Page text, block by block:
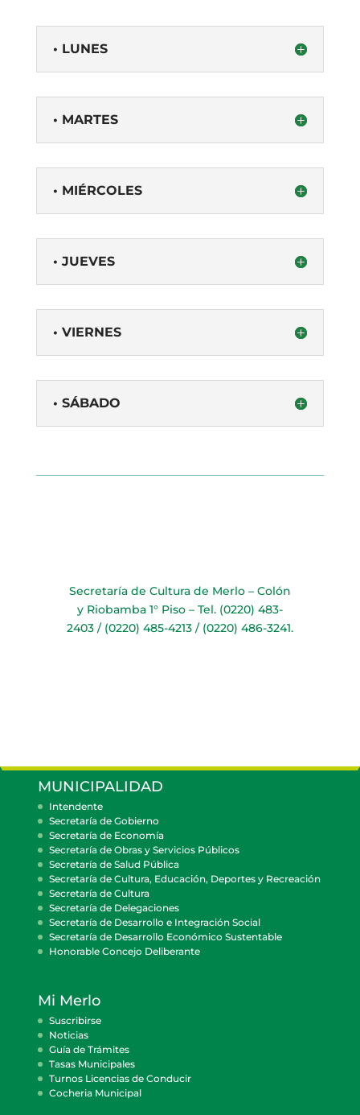
• LUNES
• MARTES
• MIÉRCOLES
• JUEVES
• VIERNES
• SÁBADO
Secretaría de Cultura de Merlo – Colón
y Riobamba 1° Piso – Tel. (0220) 483-
2403 / (0220) 485-4213 / (0220) 486-3241.
MUNICIPALIDAD
Intendente
Secretaría de Gobierno
Secretaría de Economía
Secretaría de Obras y Servicios Públicos
Secretaría de Salud Pública
Secretaría de Cultura, Educación, Deportes y Recreación
Secretaría de Cultura
Secretaría de Delegaciones
Secretaría de Desarrollo e Integración Social
Secretaría de Desarrollo Económico Sustentable
Honorable Concejo Deliberante
Mi Merlo
Suscribirse
Noticias
Guía de Trámites
Tasas Municipales
Turnos Licencias de Conducir
Cocheria Municipal